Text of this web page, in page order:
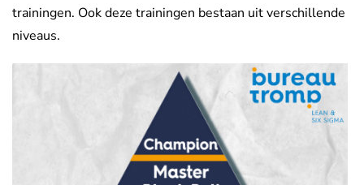
trainingen. Ook deze trainingen bestaan uit verschillende
niveaus.